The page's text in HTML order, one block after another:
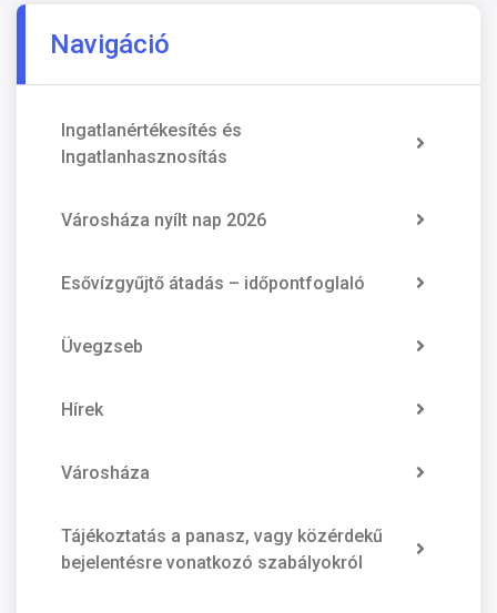
Navigáció
Ingatlanértékesítés és
Ingatlanhasznosítás
Városháza nyílt nap 2026
Esővízgyűjtő átadás – időpontfoglaló
Üvegzseb
Hírek
Városháza
Tájékoztatás a panasz, vagy közérdekű
bejelentésre vonatkozó szabályokról